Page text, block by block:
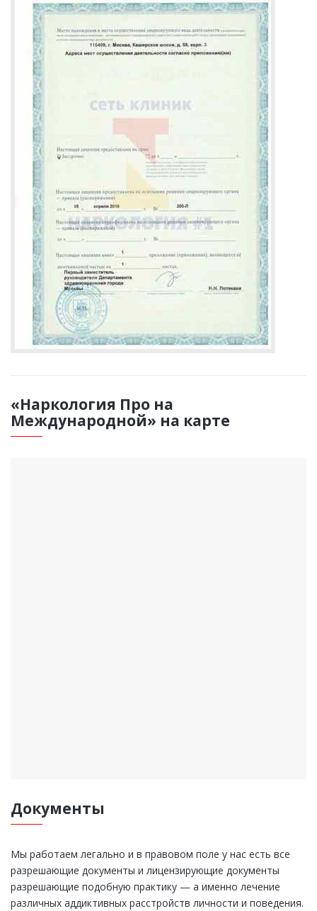
«Наркология Про на
Международной» на карте
Документы
Мы работаем легально и в правовом поле у нас есть все
разрешающие документы и лицензирующие документы
разрешающие подобную практику — а именно лечение
различных аддиктивных расстройств личности и поведения.